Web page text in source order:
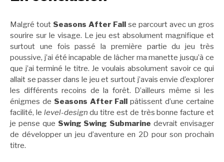
Malgré tout Seasons After Fall
se parcourt avec un gros
sourire sur le visage. Le jeu est absolument magnifique et
surtout une fois passé la première partie du jeu très
poussive, j’ai été incapable de lâcher ma manette jusqu’à ce
que j’ai terminé le titre. Je voulais absolument savoir ce qui
allait se passer dans le jeu et surtout j’avais envie d’explorer
les différents recoins de la forêt. D’ailleurs même si les
énigmes de Seasons After Fall
pâtissent d’une certaine
facilité, le level-design du titre est de très bonne facture et
je pense que Swing Swing Submarine devrait envisager
de développer un jeu d’aventure en 2D pour son prochain
titre.